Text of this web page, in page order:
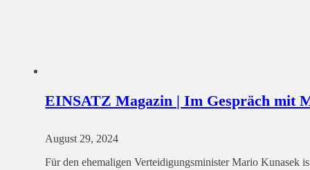
EINSATZ Magazin | Im Gespräch mit
August 29, 2024
Für den ehemaligen Verteidigungsminister Mario Kunasek